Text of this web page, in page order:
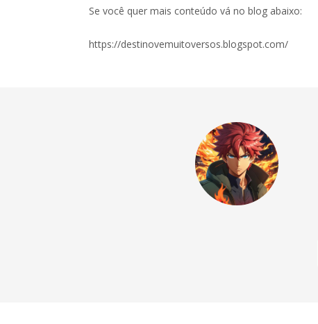
Se você quer mais conteúdo vá no blog abaixo:
https://destinovemuitoversos.blogspot.com/